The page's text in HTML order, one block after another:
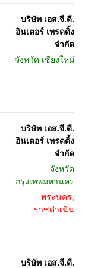
บริษัท เอส.จี.ดี.
อินเตอร์ เทรดดิ้ง
จำกัด
จังหวัด เชียงใหม่
บริษัท เอส.จี.ดี.
อินเตอร์ เทรดดิ้ง
จำกัด
จังหวัด
กรุงเทพมหานคร
พระนคร,
ราชดำเนิน
บริษัท เอส.จี.ดี.